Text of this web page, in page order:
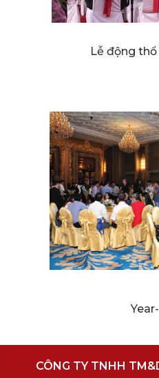
Lễ động
CÔNG TY TNHH